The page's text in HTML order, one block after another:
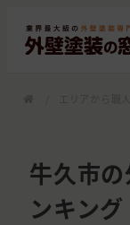
牛久市
ンキング